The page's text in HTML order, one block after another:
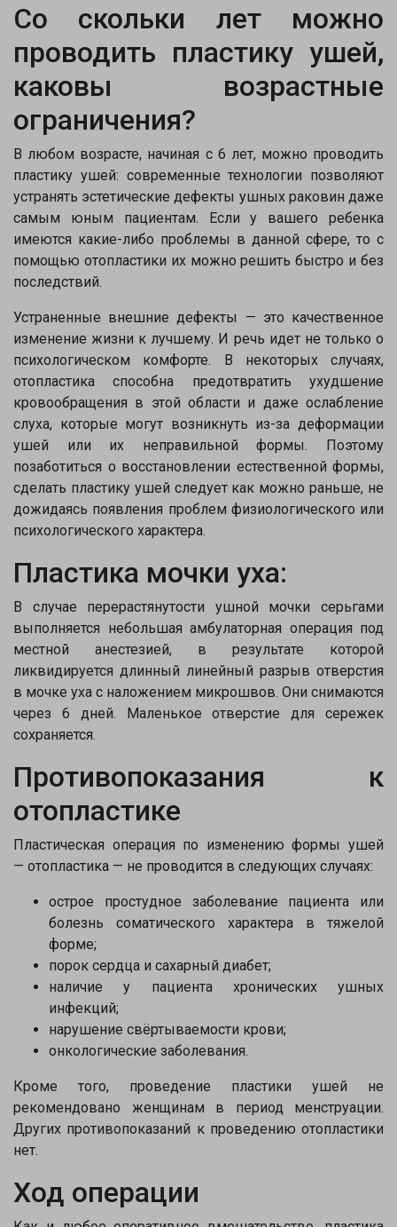
Со скольки лет можно
проводить пластику ушей,
каковы возрастные
ограничения?
В любом возрасте, начиная с 6 лет, можно проводить
пластику ушей: современные технологии позволяют
устранять эстетические дефекты ушных раковин даже
самым юным пациентам. Если у вашего ребенка
имеются какие-либо проблемы в данной сфере, то с
помощью отопластики их можно решить быстро и без
последствий.
Устраненные внешние дефекты — это качественное
изменение жизни к лучшему. И речь идет не только о
психологическом комфорте. В некоторых случаях,
отопластика способна предотвратить ухудшение
кровообращения в этой области и даже ослабление
слуха, которые могут возникнуть из-за деформации
ушей или их неправильной формы. Поэтому
позаботиться о восстановлении естественной формы,
сделать пластику ушей следует как можно раньше, не
дожидаясь появления проблем физиологического или
психологического характера.
Пластика мочки уха:
В случае перерастянутости ушной мочки серьгами
выполняется небольшая амбулаторная операция под
местной анестезией, в результате которой
ликвидируется длинный линейный разрыв отверстия
в мочке уха с наложением микрошвов. Они снимаются
через 6 дней. Маленькое отверстие для сережек
сохраняется.
Противопоказания к
отопластике
Пластическая операция по изменению формы ушей
— отопластика — не проводится в следующих случаях:
острое простудное заболевание пациента или
болезнь соматического характера в тяжелой
форме;
порок сердца и сахарный диабет;
наличие у пациента хронических ушных
инфекций;
нарушение свёртываемости крови;
онкологические заболевания.
Кроме того, проведение пластики ушей не
рекомендовано женщинам в период менструации.
Других противопоказаний к проведению отопластики
нет.
Ход операции